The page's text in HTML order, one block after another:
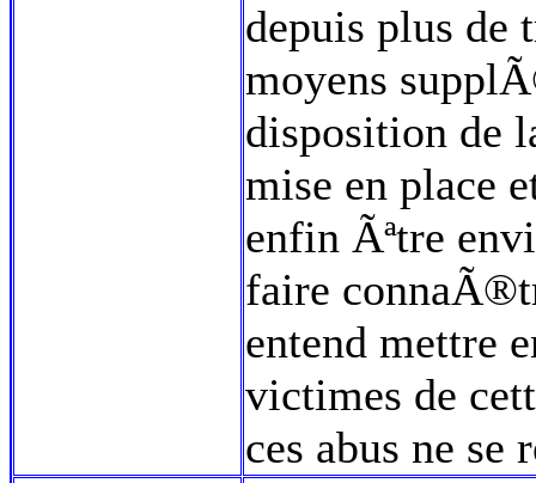
depuis plus de
moyens
disposition de
mise en place
enfin Ãªtre
faire
entend mettre
victimes de
ces abus ne se